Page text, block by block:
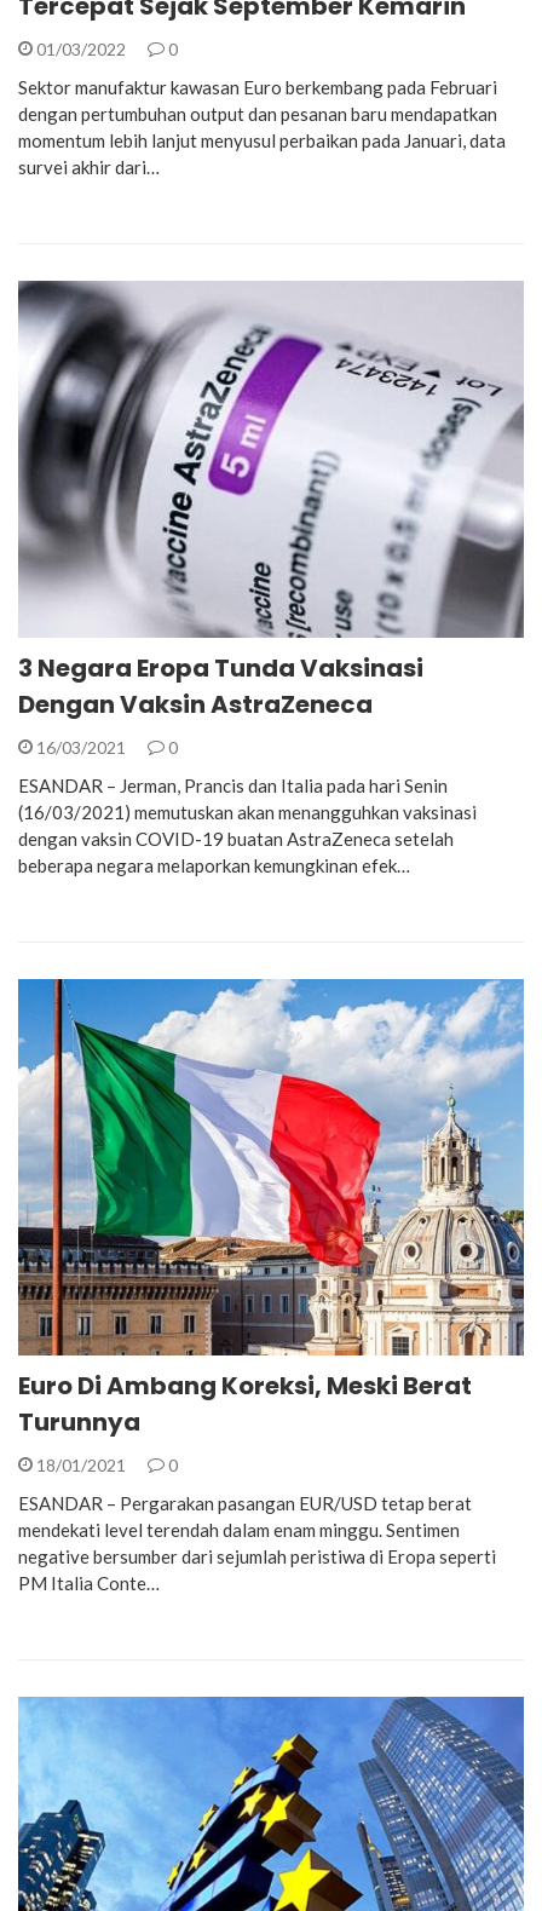
01/03/2022 0
Sektor manufaktur kawasan Euro berkembang pada Februari
dengan pertumbuhan output dan pesanan baru mendapatkan
momentum lebih lanjut menyusul perbaikan pada Januari, data
survei akhir dari…
3 Negara Eropa Tunda Vaksinasi
Dengan Vaksin AstraZeneca
16/03/2021 0
ESANDAR – Jerman, Prancis dan Italia pada hari Senin
(16/03/2021) memutuskan akan menangguhkan vaksinasi
dengan vaksin COVID-19 buatan AstraZeneca setelah
beberapa negara melaporkan kemungkinan efek…
Euro Di Ambang Koreksi, Meski Berat
Turunnya
18/01/2021 0
ESANDAR – Pergarakan pasangan EUR/USD tetap berat
mendekati level terendah dalam enam minggu. Sentimen
negative bersumber dari sejumlah peristiwa di Eropa seperti
PM Italia Conte…